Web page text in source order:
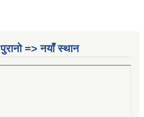
पुरानो => नयाँ स्थान